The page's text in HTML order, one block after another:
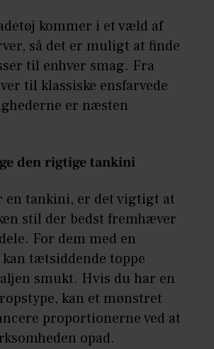
kommer i et væld af
så det er muligt at finde
til enhver smag. Fra
til klassiske ensfarvede
er næsten
den rigtige tankini
en tankini, er det vigtigt at
stil der bedst fremhæver
For dem med en
tætsiddende toppe
smukt. Hvis du har en
kan et mønstret
proportionerne ved at
opad.